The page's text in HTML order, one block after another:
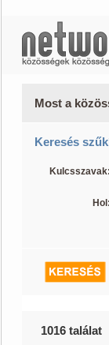
Most a
Keresés
Kulcsszavak:
Hol:
1016 találat